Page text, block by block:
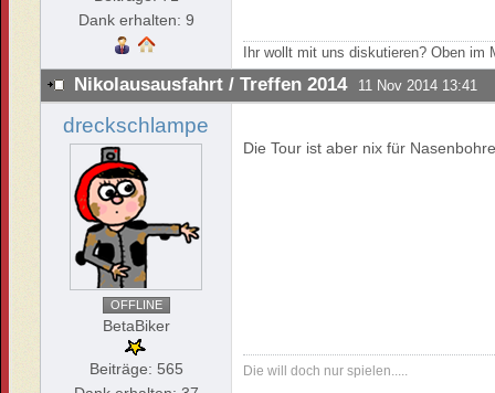
Dank erhalten: 9
Ihr wollt mit uns diskutieren? Oben
Nikolausausfahrt / Treffen 2014 11 Nov 2014 13:41
dreckschlampe
OFFLINE
BetaBiker
Beiträge: 565
Die Tour ist aber nix für
Die will doch nur spielen.....